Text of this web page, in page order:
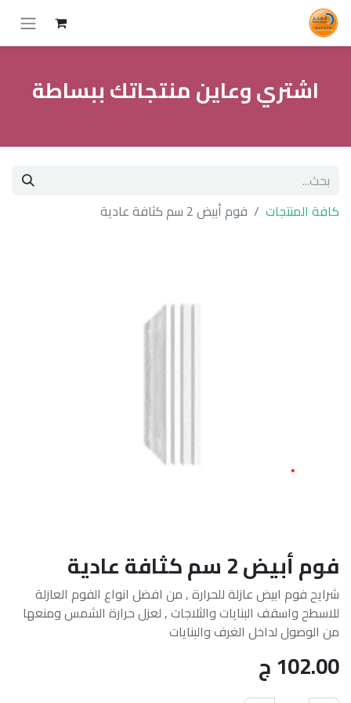
اشتري وعاين منتجاتك ببساطة
كافة المنتجات فوم أبيض 2 سم كثافة عادية
فوم أبيض 2 سم كثافة عادية
شرايح فوم ابيض عازلة للحرارة , من افضل انواع الفوم العازلة
للاسطح واسقف البنايات والثلاجات , لعزل حرارة الشمس ومنعها
من الوصول لداخل الغرف والبنايات
102.00ج